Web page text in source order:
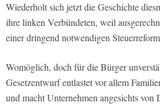
Wiederholt sich jetzt die Geschichte
ihre linken Verbündeten, weil
einer dringend notwendigen
Womöglich, doch für die Bürger
Gesetzentwurf entlastet vor allem
und macht Unternehmen angesichts von